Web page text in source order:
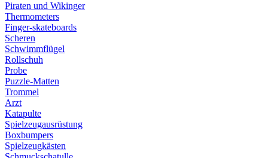
Piraten und Wikinger
Thermometers
Finger-skateboards
Scheren
Schwimmflügel
Rollschuh
Probe
Puzzle-Matten
Trommel
Arzt
Katapulte
Spielzeugausrüstung
Boxbumpers
Spielzeugkästen